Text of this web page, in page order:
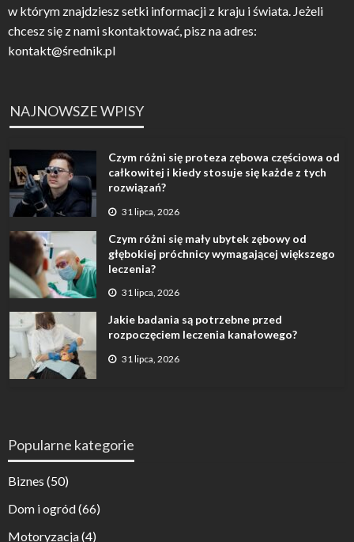
w którym znajdziesz setki informacji z kraju i świata. Jeżeli
chcesz się z nami skontaktować, pisz na adres:
kontakt@średnik.pl
NAJNOWSZE WPISY
Czym różni się proteza zębowa częściowa od
całkowitej i kiedy stosuje się każde z tych
rozwiązań?
31 lipca, 2026
Czym różni się mały ubytek zębowy od
głębokiej próchnicy wymagającej większego
leczenia?
31 lipca, 2026
Jakie badania są potrzebne przed
rozpoczęciem leczenia kanałowego?
31 lipca, 2026
Popularne kategorie
Biznes (50)
Dom i ogród(66)
Motoryzacja(4)